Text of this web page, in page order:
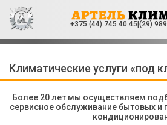
+375 (44) 745 40 45 (29)
Климатические услуги «под
Более 20 лет мы осуществляем
сервисное обслуживание бытовых